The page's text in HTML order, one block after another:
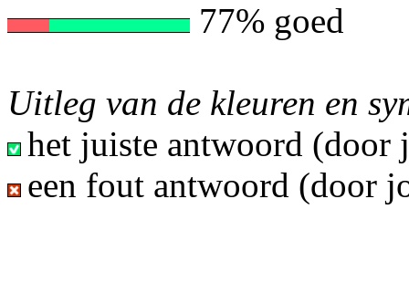
77% goed
Uitleg van de kleuren en
het juiste antwoord (door
een fout antwoord (door